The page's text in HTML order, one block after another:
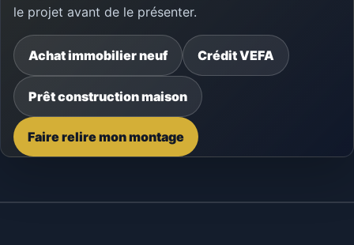
le projet avant de le présenter.
Achat immobilier neuf Crédit VEFA
Prêt construction maison
Faire relire mon montage